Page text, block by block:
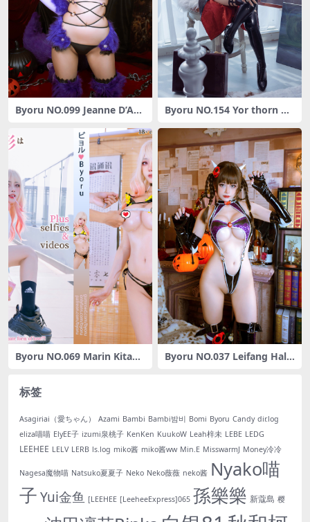
Byoru NO.099 Jeanne D’Arc
Byoru NO.154 Yor thorn pri
Byoru NO.069 Marin Kitaga
Byoru NO.037 Leifang Hall
标签
Asagiriai（愛ちゃん） Azami Bambi Bambi밤비 Bomi Byoru Candy dir.log
eliza喵喵 ElyEE子 izumi泉桃子 KenKen KuukoW Leah梓未 LEBE LEDG
LEEHEE LELV LERB ls.log miko酱 miko酱ww Min.E MisswarmJ Money冷冷
Nagesa魔物喵 Natsuko夏夏子 Neko Neko薇薇 neko酱 Nyako喵
子Yui金鱼 [LEEHEE [LeeheeExpress]065 孫樂樂 新蔻島 樱